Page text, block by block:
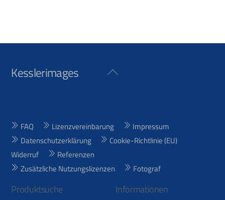
Back
Kesslerimages
FAQ Lizenzvereinbarung
Impressum
Datenschutzerklärung
Cookie-Richtlinie (EU)
Widerruf
Referenzen
Zusätzliche Nutzungslizenzen
Fotograf
Produktsuche Informationen